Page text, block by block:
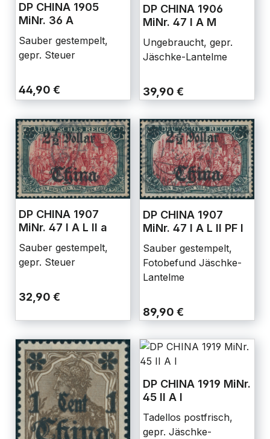
DP CHINA 1905
MiNr. 36 A
Sauber gestempelt,
gepr. Steuer
44,90 €
DP CHINA 1906
MiNr. 47 I A M
Ungebraucht, gepr.
Jäschke-Lantelme
39,90 €
DP CHINA 1907
MiNr. 47 I A L II a
Sauber gestempelt,
gepr. Steuer
32,90 €
DP CHINA 1907
MiNr. 47 I A L II PF I
Sauber gestempelt,
Fotobefund Jäschke-
Lantelme
89,90 €
DP CHINA 1919 MiNr.
45 II A I
Tadellos postfrisch,
gepr. Jäschke-